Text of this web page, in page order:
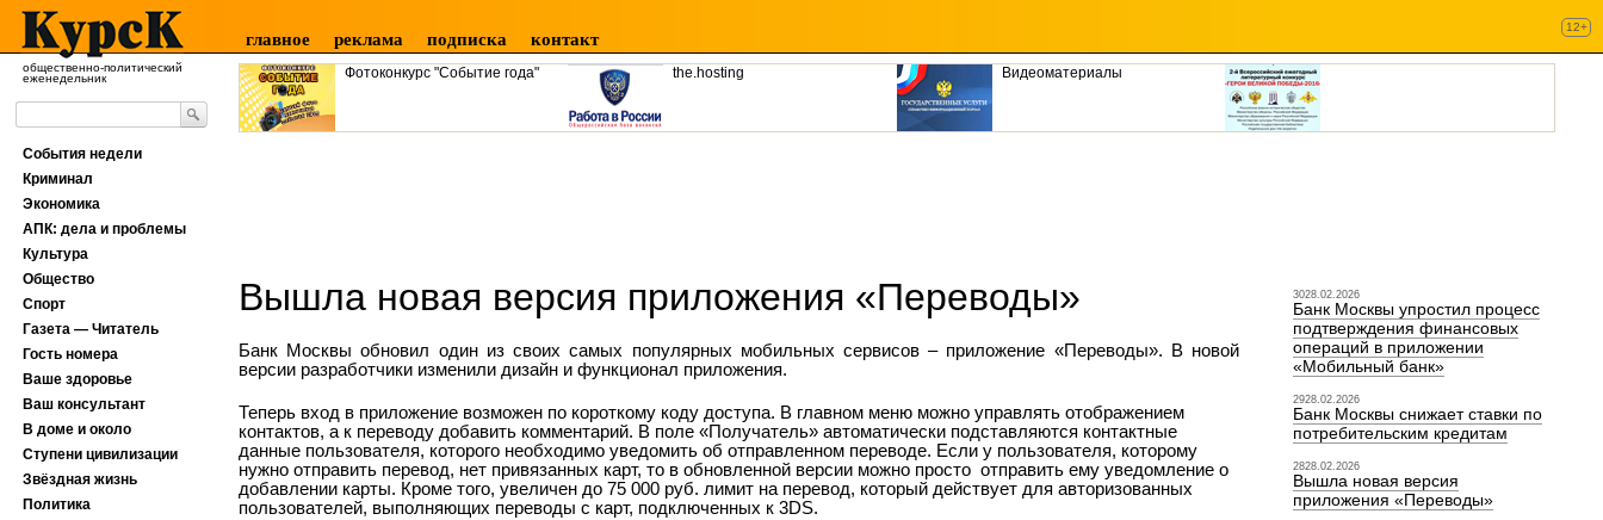
общественно-политический
еженедельник
главное реклама подписка контакт
12+
Фотоконкурс "Событие года" the.hosting Видеоматериалы
Вышла новая версия приложения «Переводы»
Банк Москвы обновил один из своих самых популярных мобильных сервисов – приложение «Переводы». В новой
версии разработчики изменили дизайн и функционал приложения.
Теперь вход в приложение возможен по короткому коду доступа. В главном меню можно управлять отображением
контактов, а к переводу добавить комментарий. В поле «Получатель» автоматически подставляются контактные
данные пользователя, которого необходимо уведомить об отправленном переводе. Если у пользователя, которому
нужно отправить перевод, нет привязанных карт, то в обновленной версии можно просто отправить ему уведомление о
добавлении карты. Кроме того, увеличен до 75 000 руб. лимит на перевод, который действует для авторизованных
пользователей, выполняющих переводы с карт, подключенных к 3DS.
3028.02.2026
Банк Москвы упростил процесс
подтверждения финансовых
операций в приложении
«Мобильный банк»
2928.02.2026
Банк Москвы снижает ставки по
потребительским кредитам
2828.02.2026
Вышла новая версия
приложения «Переводы»
События недели
Криминал
Экономика
АПК: дела и проблемы
Культура
Общество
Спорт
Газета — Читатель
Гость номера
Ваше здоровье
Ваш консультант
В доме и около
Ступени цивилизации
Звёздная жизнь
Политика